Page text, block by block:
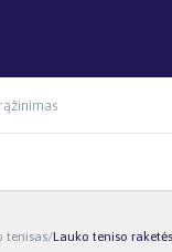
tenisas/Lauko teniso raketės